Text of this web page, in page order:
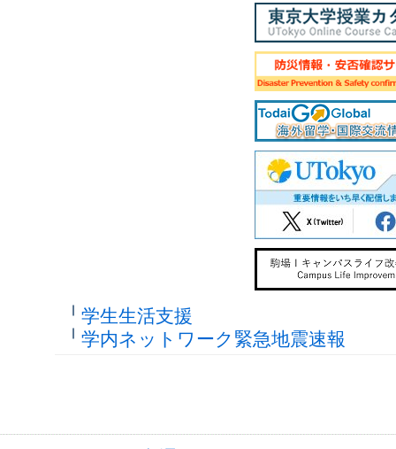
学生生活支援
学内ネットワーク緊急地震速報